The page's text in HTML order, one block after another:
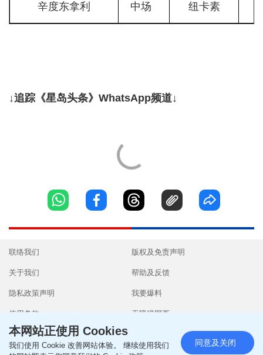
辛度东拿利 中场 纽卡素
↓追踪《星岛头条》WhatsApp频道↓
联络我们
关于我们
隐私政策声明
使用条款
版权及免责声明
帮助及反馈
我要爆料
无障碍网页
本网站正使用 Cookies
我们使用 Cookie 改善网站体验。 继续使用我们
同意及关闭